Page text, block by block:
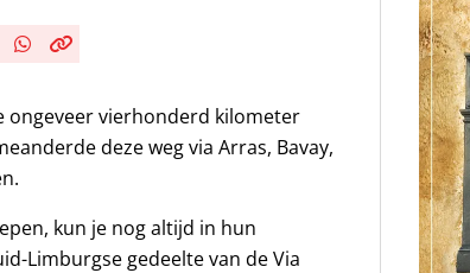
ongeveer vierhonderd kilometer
deze weg via Arras, Bavay,
kun je nog altijd in hun
Limburgse gedeelte van de Via